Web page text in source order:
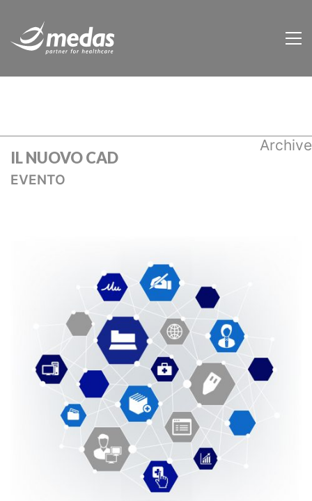
Archive
IL NUOVO CAD
EVENTO